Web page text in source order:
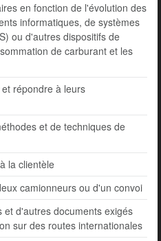
en fonction de l'évolution des
informatiques, de systèmes
ou d'autres dispositifs de
de carburant et les
répondre à leurs
et de techniques de
la clientèle
camionneurs ou d'un convoi
et d'autres documents exigés
sur des routes internationales